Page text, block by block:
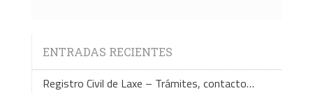
ENTRADAS RECIENTES
Registro Civil de Laxe – Trámites, contacto…